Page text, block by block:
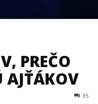
PREČO
AJŤÁKOV
35